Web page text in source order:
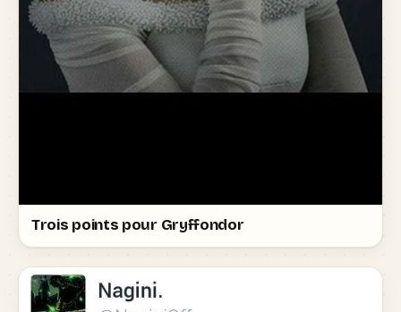
Trois points pour Gryffondor